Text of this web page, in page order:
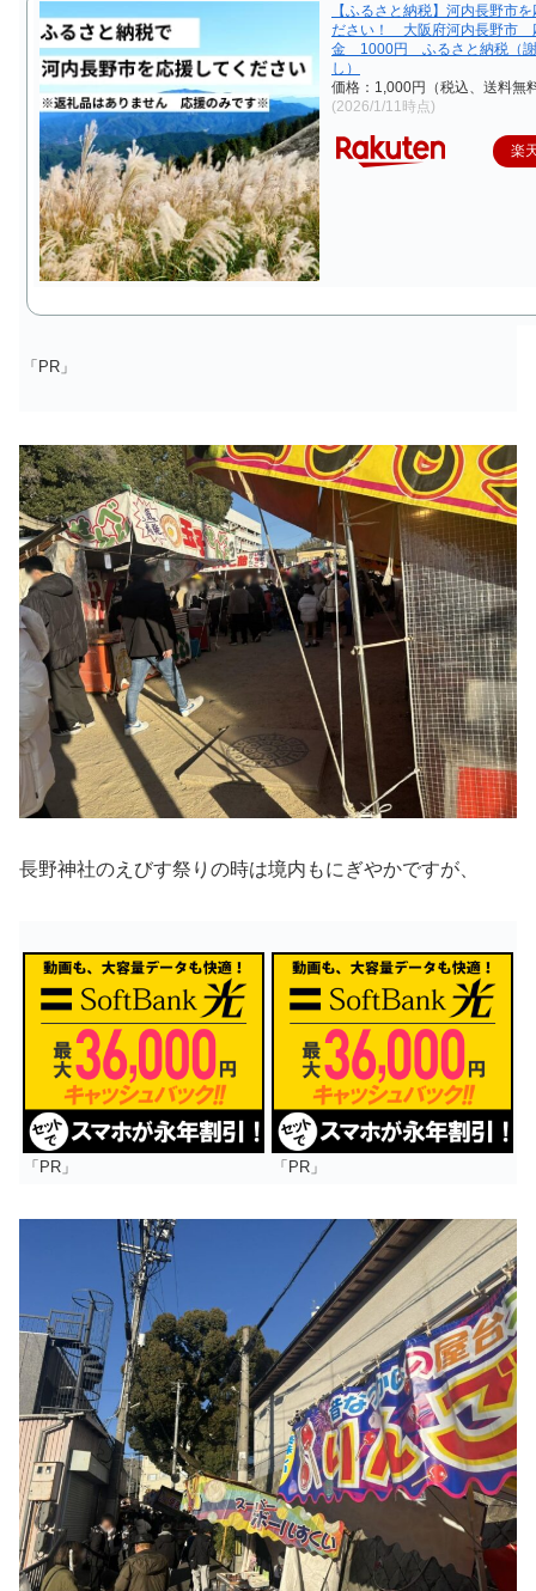
【ふるさと納税】河内長野市
ださい！ 大阪府河内長野市
金 1000円 ふるさと納税（
し）
価格：1,000円（税込、送料無
(2026/1/11時点)
楽
「PR」
長野神社のえびす祭りの時は境内もにぎやかですが、
「PR」 「PR」